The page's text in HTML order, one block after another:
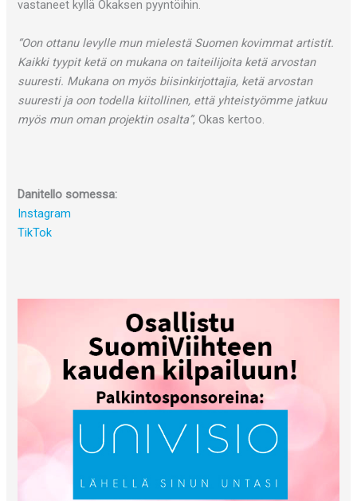
vastaneet kyllä Okaksen pyyntöihin.
“Oon ottanu levylle mun mielestä Suomen kovimmat artistit.
Kaikki tyypit ketä on mukana on taiteilijoita ketä arvostan
suuresti. Mukana on myös biisinkirjottajia, ketä arvostan
suuresti ja oon todella kiitollinen, että yhteistyömme jatkuu
myös mun oman projektin osalta”, Okas kertoo.
Danitello somessa:
Instagram
TikTok